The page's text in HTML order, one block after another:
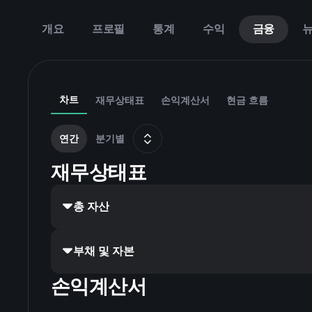
개요 프로필 통계 수익 금융
차트 재무상태표 손익계산서 현금 흐름
연간 분기별
재무상태표
총 자산
부채 및 자본
손익계산서